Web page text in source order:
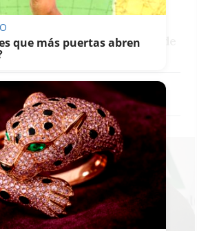
del brote en el Hospital de
ni los circuitos para
los horarios en la
nocturno
que más puertas abren